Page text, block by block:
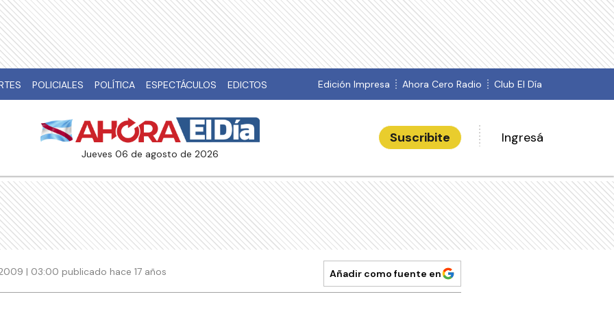
POLICIALES POLÍTICA ESPECTÁCULOS EDICTOS Edición Impresa Ahora Cero Radio Club El Día
jueves 06 de agosto de 2026
Suscribite Ingresá
| 03:00 publicado hace 17 años Añadir como fuente en